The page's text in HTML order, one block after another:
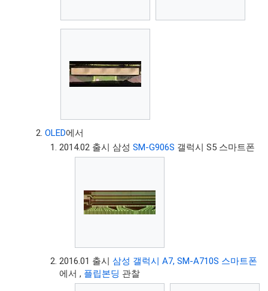
OLED에서
2014.02 출시 삼성SM-G906S 갤럭시 S5 스마트폰
2016.01 출시삼성 갤럭시 A7, SM-A710S 스마트폰
에서 , 플립본딩 관찰